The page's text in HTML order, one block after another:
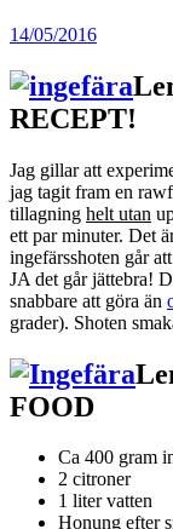
14/05/2016
RECEPT!
Jag gillar att
jag tagit fram en
tillagning helt utan
ett par minuter. Det
ingefärsshoten går
JA det går jättebra!
snabbare att göra än
grader). Shoten
FOOD
Ca 400 gram
2 citroner
1 liter vatten
Honung efter